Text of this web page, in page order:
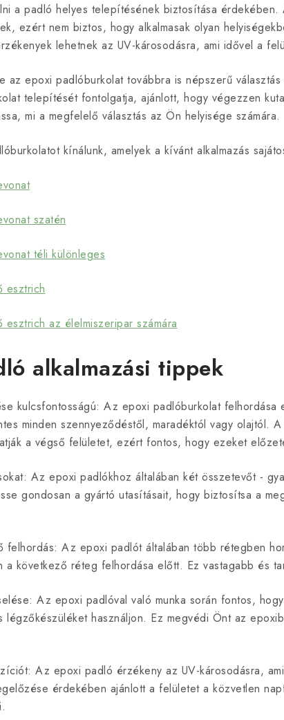
a padló helyes telepítésének biztosítása
ezért nem biztos, hogy alkalmasak olyan
lehetnek az UV-károsodásra, ami idővel a
az epoxi padlóburkolat továbbra is népszerű
telepítését fontolgatja, ajánlott, hogy végezzen
mi a megfelelő választás az Ön helyisége számára.
kínálunk, amelyek a kívánt alkalmazás
szatén
téli különleges
esztrich
esztrich az élelmiszeripar számára
alkalmazási tippek
kulcsfontosságú: Az epoxi padlóburkolat felhordása
minden szennyeződéstől, maradéktól vagy olajtól.
a végső felületet, ezért fontos, hogy ezeket
Az epoxi padlókhoz általában két összetevőt -
gondosan a gyártó utasításait, hogy biztosítsa a
felhordás: Az epoxi padlót általában több rétegben
a következő réteg felhordása előtt. Ez vastagabb és
Az epoxi padlóval való munka során fontos,
légzőkészüléket használjon. Ez megvédi Önt az
Az epoxi padló érzékeny az UV-károsodásra,
érdekében ajánlott a felületet a közvetlen